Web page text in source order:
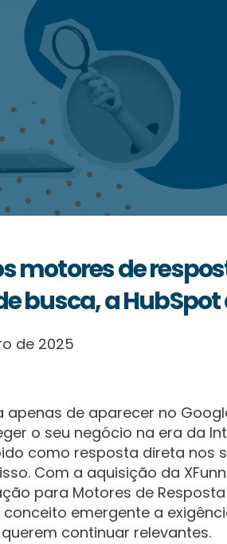
Sobre Nós
Serviços
HubSpot
Contactos
Português
motores de
busca, a
de 2025
apenas de aparecer no
o seu negócio na era da
como resposta direta nos
Com a aquisição da
para Motores de
conceito emergente a
continuar relevantes.